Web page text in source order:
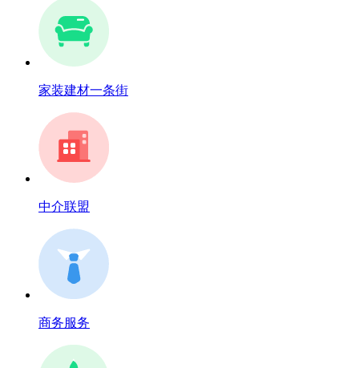
家装建材一条街
中介联盟
商务服务